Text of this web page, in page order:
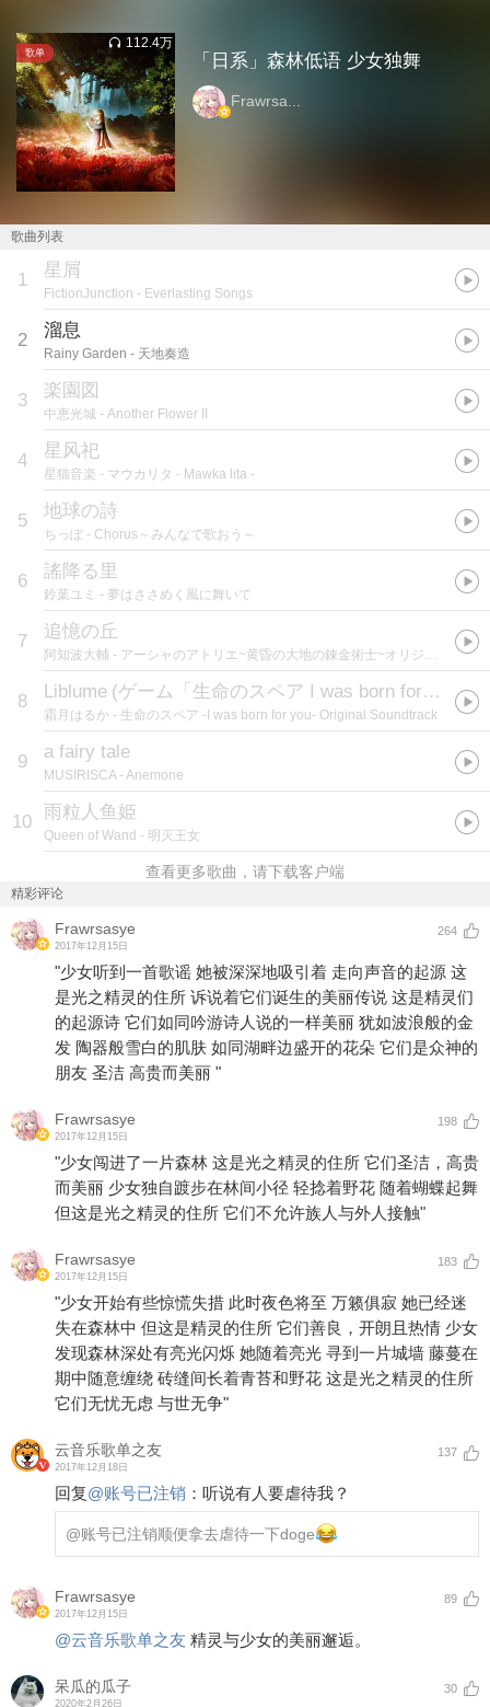
歌单
112.4万
「日系」森林低语 少女独舞
Frawrsa...
歌曲列表
1 星屑
FictionJunction - Everlasting Songs
2 溜息
Rainy Garden - 天地奏造
3 楽園図
中恵光城 - Another Flower II
4 星风祀
星猫音楽 - マ​ウ​カ​リ​タ - Mawka lita -
5 地球の詩
ちっぽ - Chorus～みんなで歌おう～
6 謠降る里
鈴葉ユミ - 夢はささめく風に舞いて
7 追憶の丘
阿知波大輔 - アーシャのアトリエ~黄昏の大地の錬金術士~オリジナルサウンドトラック
8 Liblume (ゲーム「生命のスペア I was born for you」OPテーマ
霜月はるか - 生命のスペア -I was born for you- Original Soundtrack
9 a fairy tale
MUSIRISCA- Anemone
10 雨粒人鱼姫
Queen of Wand - 明灭王女
查看更多歌曲，请下载客户端
精彩评论
Frawrsasye
2017年12月15日
264
"少女听到一首歌谣 她被深深地吸引着 走向声音的起源 这
是光之精灵的住所 诉说着它们诞生的美丽传说 这是精灵们
的起源诗 它们如同吟游诗人说的一样美丽 犹如波浪般的金
发 陶器般雪白的肌肤 如同湖畔边盛开的花朵 它们是众神的
朋友 圣洁 高贵而美丽 "
Frawrsasye
2017年12月15日
198
"少女闯进了一片森林 这是光之精灵的住所 它们圣洁，高贵
而美丽 少女独自踱步在林间小径 轻捻着野花 随着蝴蝶起舞
但这是光之精灵的住所 它们不允许族人与外人接触"
Frawrsasye
2017年12月15日
183
"少女开始有些惊慌失措 此时夜色将至 万籁俱寂 她已经迷
失在森林中 但这是精灵的住所 它们善良，开朗且热情 少女
发现森林深处有亮光闪烁 她随着亮光 寻到一片城墙 藤蔓在
期中随意缠绕 砖缝间长着青苔和野花 这是光之精灵的住所
它们无忧无虑 与世无争"
云音乐歌单之友
2017年12月18日
137
回复@账号已注销 ： 听说有人要虐待我？
@账号已注销顺便拿去虐待一下doge
Frawrsasye
2017年12月15日
89
@云音乐歌单之友 精灵与少女的美丽邂逅。
呆瓜的瓜子
2020年2月26日
30